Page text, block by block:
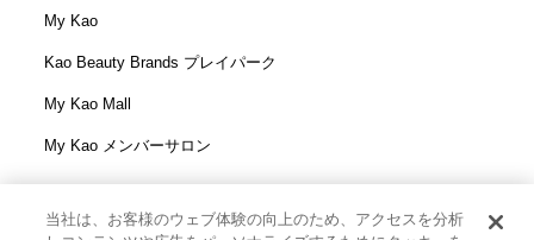
My Kao
Kao Beauty Brands プレイパーク
My Kao Mall
My Kao メンバーサロン
当社は、お客様のウェブ体験の向上のため、アクセスを分析